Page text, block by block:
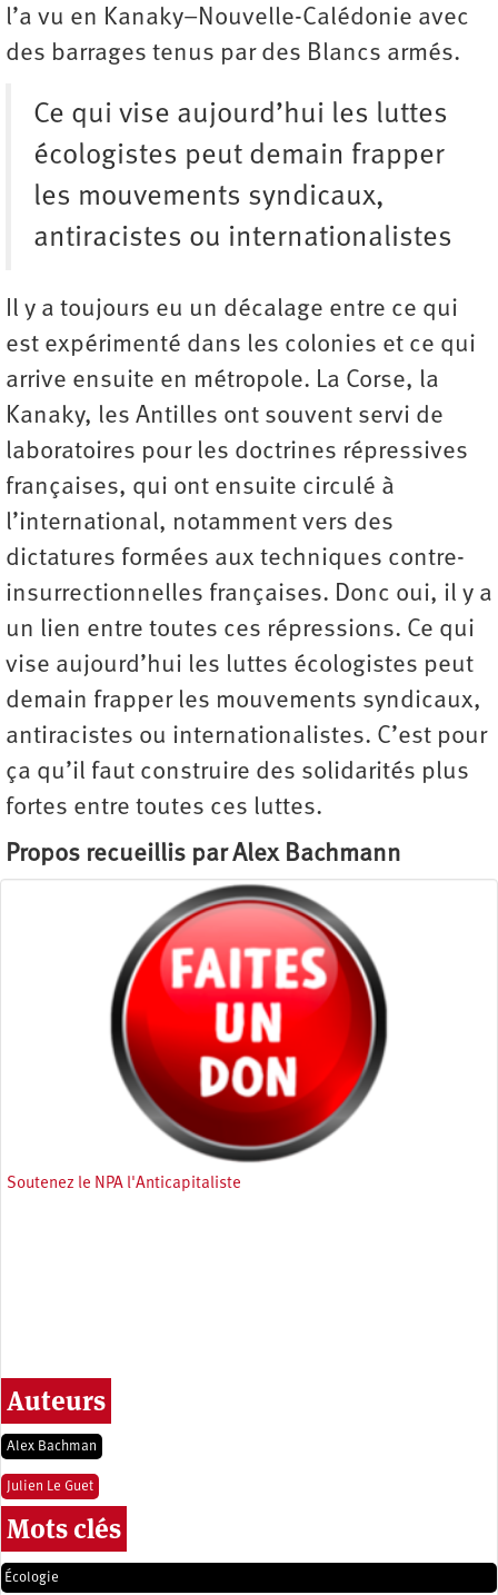
l’a vu en Kanaky–Nouvelle-Calédonie avec
des barrages tenus par des Blancs armés.
Ce qui vise aujourd’hui les luttes
écologistes peut demain frapper
les mouvements syndicaux,
antiracistes ou internationalistes
Il y a toujours eu un décalage entre ce qui
est expérimenté dans les colonies et ce qui
arrive ensuite en métropole. La Corse, la
Kanaky, les Antilles ont souvent servi de
laboratoires pour les doctrines répressives
françaises, qui ont ensuite circulé à
l’international, notamment vers des
dictatures formées aux techniques contre-
insurrectionnelles françaises. Donc oui, il y a
un lien entre toutes ces répressions. Ce qui
vise aujourd’hui les luttes écologistes peut
demain frapper les mouvements syndicaux,
antiracistes ou internationalistes. C’est pour
ça qu’il faut construire des solidarités plus
fortes entre toutes ces luttes.
Propos recueillis par Alex Bachmann
Soutenez le NPA l'Anticapitaliste
Auteurs
Alex Bachman
Julien Le Guet
Mots clés
Écologie